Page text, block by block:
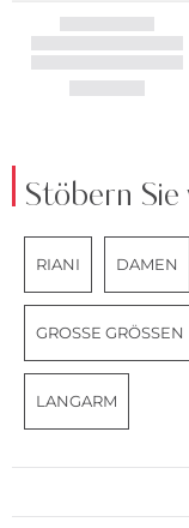
Stöbern
RIANI DAMEN
GROSSE GRÖSSEN
LANGARM